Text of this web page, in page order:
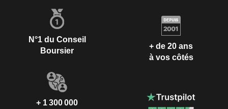
N°1 du Conseil
Boursier
+ de 20 ans
à vos côtés
+ 1 300 000